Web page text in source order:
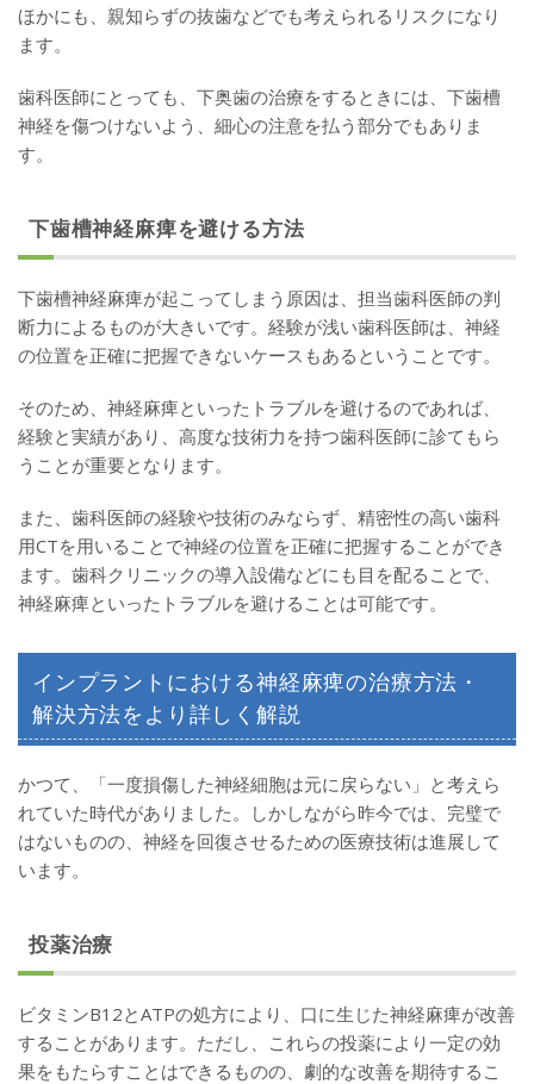
ほかにも、親知らずの抜歯などでも考えられるリスクになり
ます。
歯科医師にとっても、下奥歯の治療をするときには、下歯槽
神経を傷つけないよう、細心の注意を払う部分でもありま
す。
下歯槽神経麻痺を避ける方法
下歯槽神経麻痺が起こってしまう原因は、担当歯科医師の判
断力によるものが大きいです。経験が浅い歯科医師は、神経
の位置を正確に把握できないケースもあるということです。
そのため、神経麻痺といったトラブルを避けるのであれば、
経験と実績があり、高度な技術力を持つ歯科医師に診てもら
うことが重要となります。
また、歯科医師の経験や技術のみならず、精密性の高い歯科
用CTを用いることで神経の位置を正確に把握することができ
ます。歯科クリニックの導入設備などにも目を配ることで、
神経麻痺といったトラブルを避けることは可能です。
インプラントにおける神経麻痺の治療方法・
解決方法をより詳しく解説
かつて、「一度損傷した神経細胞は元に戻らない」と考えら
れていた時代がありました。しかしながら昨今では、完璧で
はないものの、神経を回復させるための医療技術は進展して
います。
投薬治療
ビタミンB12とATPの処方により、口に生じた神経麻痺が改善
することがあります。ただし、これらの投薬により一定の効
果をもたらすことはできるものの、劇的な改善を期待するこ